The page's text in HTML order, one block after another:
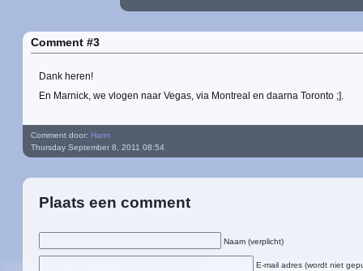
Comment #3
Dank heren!
En Marnick, we vlogen naar Vegas, via Montreal en daarna Toronto ;].
Comment door: Harm
Thursday September 8, 2011 08:54
Plaats een comment
Naam (verplicht)
E-mail adres (wordt niet